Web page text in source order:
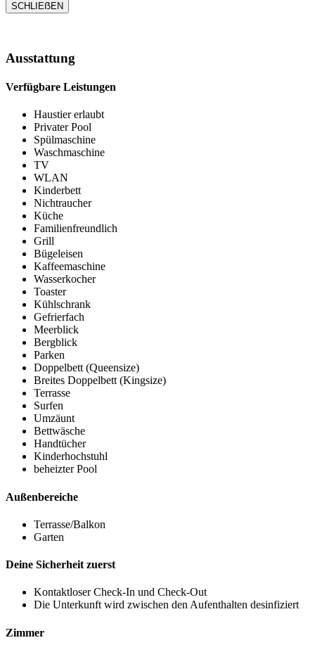
SCHLIEẞEN
Ausstattung
Verfügbare Leistungen
Haustier erlaubt
Privater Pool
Spülmaschine
Waschmaschine
TV
WLAN
Kinderbett
Nichtraucher
Küche
Familienfreundlich
Grill
Bügeleisen
Kaffeemaschine
Wasserkocher
Toaster
Kühlschrank
Gefrierfach
Meerblick
Bergblick
Parken
Doppelbett (Queensize)
Breites Doppelbett (Kingsize)
Terrasse
Surfen
Umzäunt
Bettwäsche
Handtücher
Kinderhochstuhl
beheizter Pool
Außenbereiche
Terrasse/Balkon
Garten
Deine Sicherheit zuerst
Kontaktloser Check-In und Check-Out
Die Unterkunft wird zwischen den Aufenthalten desinfiziert
Zimmer